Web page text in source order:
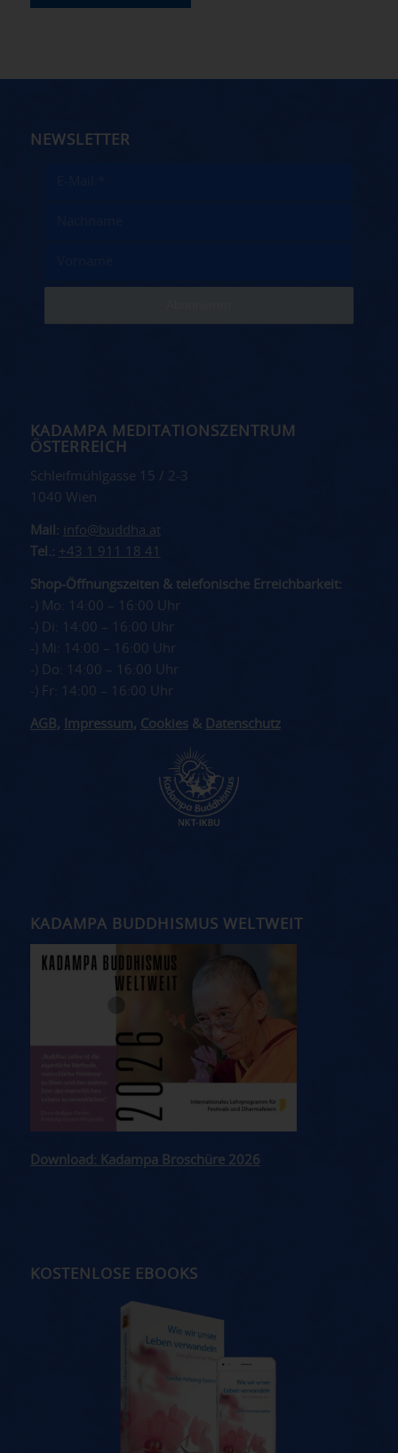
NEWSLETTER
KADAMPA MEDITATIONSZENTRUM
ÖSTERREICH
Schleifmühlgasse 15 / 2-3
1040 Wien
Mail: info@buddha.at
Tel.: +43 1 911 18 41
Shop-Öffnungszeiten & telefonische Erreichbarkeit:
-) Mo: 14:00 – 16:00 Uhr
-) Di: 14:00 – 16:00 Uhr
-) Mi: 14:00 – 16:00 Uhr
-) Do: 14:00 – 16:00 Uhr
-) Fr: 14:00 – 16:00 Uhr
AGB , Impressum, Cookies& Datenschutz
KADAMPA BUDDHISMUS WELTWEIT
Download: Kadampa Broschüre 2026
KOSTENLOSE EBOOKS